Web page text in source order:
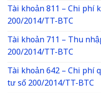
Tài khoản 811 – Chi phí
200/2014/TT-BTC
Tài khoản 711 – Thu
200/2014/TT-BTC
Tài khoản 642 – Chi phí
tư số 200/2014/TT-BTC